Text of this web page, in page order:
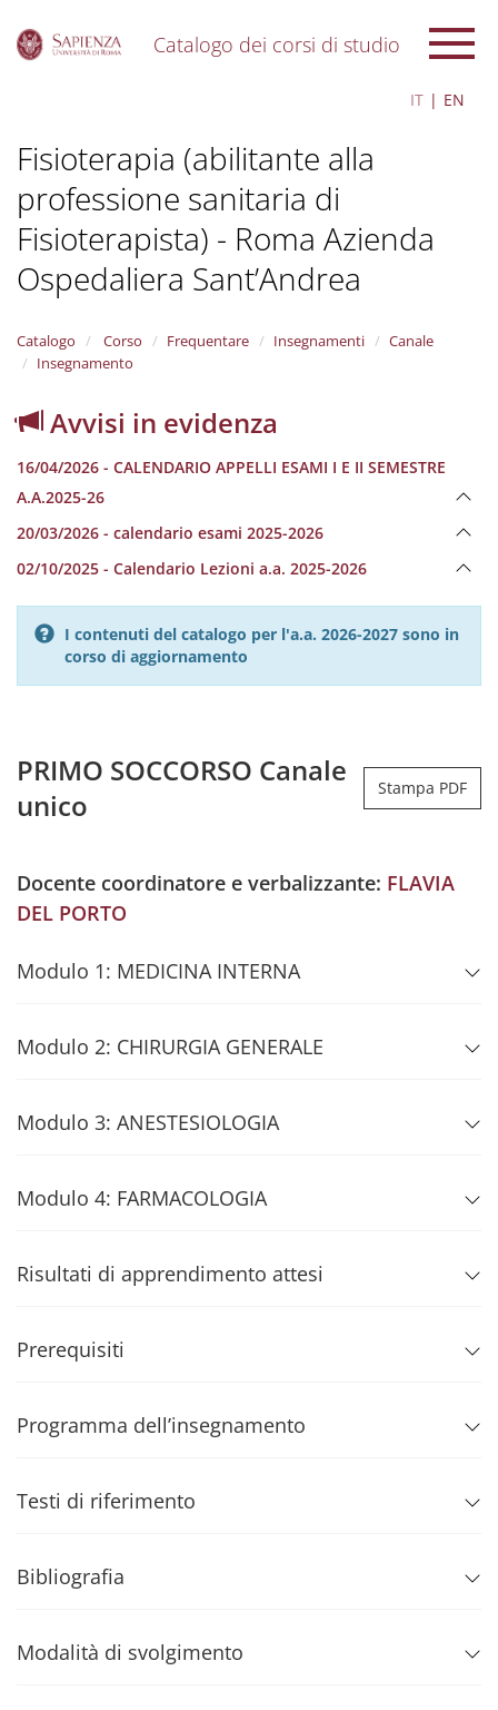
Catalogo dei corsi di studio
IT EN
Fisioterapia (abilitante alla
professione sanitaria di
Fisioterapista) - Roma Azienda
Ospedaliera Sant’Andrea
Catalogo Corso Frequentare Insegnamenti
Canale
Insegnamento
Avvisi in evidenza
16/04/2026 - CALENDARIO APPELLI ESAMI I E II SEMESTRE
A.A.2025-26
20/03/2026 - calendario esami 2025-2026
02/10/2025 - Calendario Lezioni a.a. 2025-2026
I contenuti del catalogo per l'a.a. 2026-2027 sono in
corso di aggiornamento
PRIMO SOCCORSO Canale
unico
Stampa PDF
Docente coordinatore e verbalizzante: FLAVIA
DEL PORTO
Modulo 1: MEDICINA INTERNA
Modulo 2: CHIRURGIA GENERALE
Modulo 3: ANESTESIOLOGIA
Modulo 4: FARMACOLOGIA
Risultati di apprendimento attesi
Prerequisiti
Programma dell’insegnamento
Testi di riferimento
Bibliografia
Modalità di svolgimento